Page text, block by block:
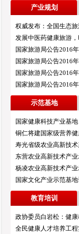
产业规划
权威发布：全国生态
发展中医药健康旅游，
国家旅游局公告2016
国家旅游局公告2016
国家旅游局公告2016
国家旅游局公告2016
示范基地
国家健康科技产业基地
铜仁将建国家级营养
寿光省级农业高新技
东营农业高新技术产
杨凌农业高新技术产
国家文化产业示范基
教育培训
政协委员白岩松：健
全民健康人才培养工